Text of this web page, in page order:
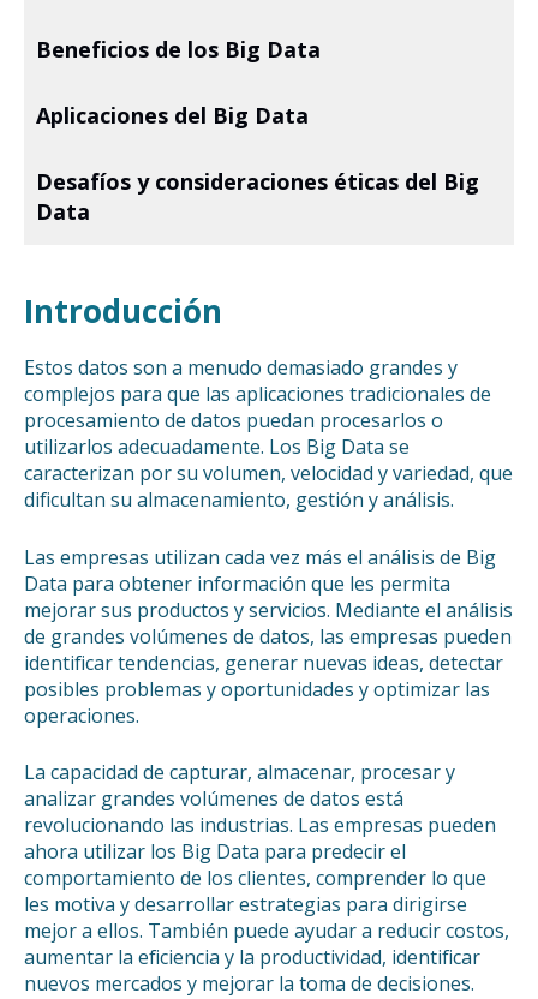
Beneficios de los Big Data
Aplicaciones del Big Data
Desafíos y consideraciones éticas del Big
Data
Introducción
Estos datos son a menudo demasiado grandes y
complejos para que las aplicaciones tradicionales de
procesamiento de datos puedan procesarlos o
utilizarlos adecuadamente. Los Big Data se
caracterizan por su volumen, velocidad y variedad, que
dificultan su almacenamiento, gestión y análisis.
Las empresas utilizan cada vez más el análisis de Big
Data para obtener información que les permita
mejorar sus productos y servicios. Mediante el análisis
de grandes volúmenes de datos, las empresas pueden
identificar tendencias, generar nuevas ideas, detectar
posibles problemas y oportunidades y optimizar las
operaciones.
La capacidad de capturar, almacenar, procesar y
analizar grandes volúmenes de datos está
revolucionando las industrias. Las empresas pueden
ahora utilizar los Big Data para predecir el
comportamiento de los clientes, comprender lo que
les motiva y desarrollar estrategias para dirigirse
mejor a ellos. También puede ayudar a reducir costos,
aumentar la eficiencia y la productividad, identificar
nuevos mercados y mejorar la toma de decisiones.